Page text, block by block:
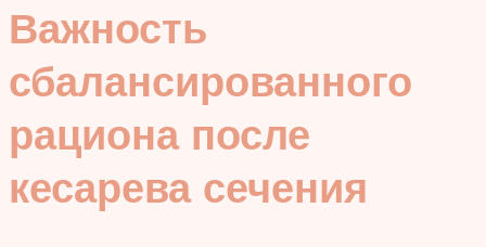
Важность
сбалансированного
рациона после
кесарева сечения